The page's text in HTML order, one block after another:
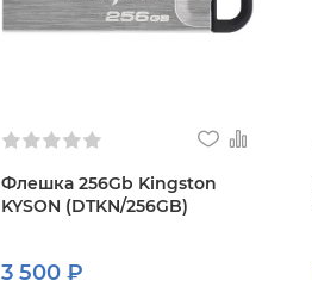
Флешка 256Gb Kingston
KYSON (DTKN/256GB)
3 500 ₽